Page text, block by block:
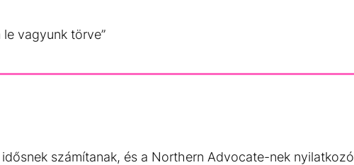
vagyunk törve”
számítanak, és a Northern Advocate-nek nyilatkozó